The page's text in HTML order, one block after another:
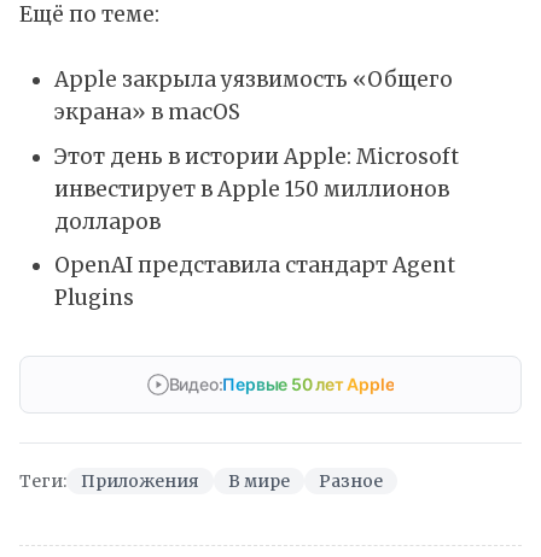
Ещё по теме:
Apple закрыла уязвимость «Общего
экрана» в macOS
Этот день в истории Apple: Microsoft
инвестирует в Apple 150 миллионов
долларов
OpenAI представила стандарт Agent
Plugins
Видео:Первые 50 лет Apple
Теги: Приложения В мире Разное